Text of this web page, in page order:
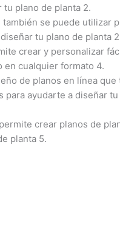
plano de planta 2.
se puede utilizar
tu plano de planta
crear y personalizar
en cualquier formato 4.
de planos en línea que
para ayudarte a diseñar
crear planos de
planta 5.